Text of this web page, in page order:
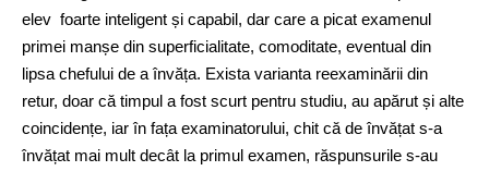
elev foarte inteligent și capabil, dar care a picat examenul
primei manșe din superficialitate, comoditate, eventual din
lipsa chefului de a învăța. Exista varianta reexaminării din
retur, doar că timpul a fost scurt pentru studiu, au apărut și alte
coincidențe, iar în fața examinatorului, chit că de învățat s-a
învățat mai mult decât la primul examen, răspunsurile s-au